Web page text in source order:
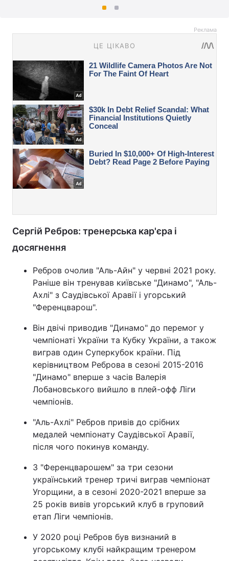
Реклама
Сергій Ребров: тренерська кар'єра і
досягнення
Ребров очолив "Аль-Айн" у червні 2021 року.
Раніше він тренував київське "Динамо", "Аль-
Ахлі" з Саудівської Аравії і угорський
"Ференцварош".
Він двічі приводив "Динамо" до перемог у
чемпіонаті України та Кубку України, а також
виграв один Суперкубок країни. Під
керівництвом Реброва в сезоні 2015-2016
"Динамо" вперше з часів Валерія
Лобановського вийшло в плей-офф Ліги
чемпіонів.
"Аль-Ахлі" Ребров привів до срібних
медалей чемпіонату Саудівської Аравії,
після чого покинув команду.
З "Ференцварошем" за три сезони
український тренер тричі виграв чемпіонат
Угорщини, а в сезоні 2020-2021 вперше за
25 років вивів угорський клуб в груповий
етап Ліги чемпіонів.
У 2020 році Ребров був визнаний в
угорському клубі найкращим тренером